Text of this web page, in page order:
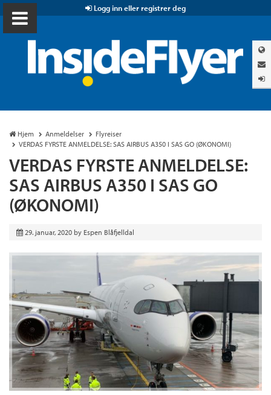
Logg inn eller registrer deg
Hjem Anmeldelser
Flyreiser
VERDAS FYRSTE ANMELDELSE: SAS AIRBUS A350 I SAS GO (ØKONOMI)
VERDAS FYRSTE ANMELDELSE:
SAS AIRBUS A350 I SAS GO
(ØKONOMI)
29. januar, 2020 by Espen Blåfjelldal